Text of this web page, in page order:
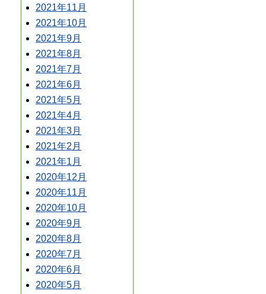
2021年11月
2021年10月
2021年9月
2021年8月
2021年7月
2021年6月
2021年5月
2021年4月
2021年3月
2021年2月
2021年1月
2020年12月
2020年11月
2020年10月
2020年9月
2020年8月
2020年7月
2020年6月
2020年5月